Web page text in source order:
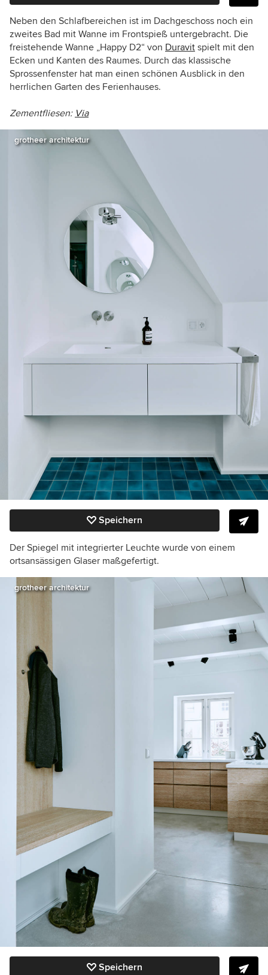
Neben den Schlafbereichen ist im Dachgeschoss noch ein
zweites Bad mit Wanne im Frontspieß untergebracht. Die
freistehende Wanne „Happy D2“ von Duravit spielt mit den
Ecken und Kanten des Raumes. Durch das klassische
Sprossenfenster hat man einen schönen Ausblick in den
herrlichen Garten des Ferienhauses.
Zementfliesen: Via
grotheer architektur
Speichern
Der Spiegel mit integrierter Leuchte wurde von einem
ortsansässigen Glaser maßgefertigt.
grotheer architektur
Speichern